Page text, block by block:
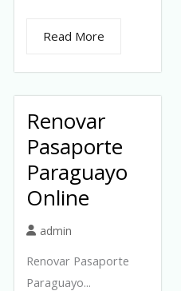
Read More
Renovar
Pasaporte
Paraguayo
Online
admin
Renovar Pasaporte
Paraguayo...